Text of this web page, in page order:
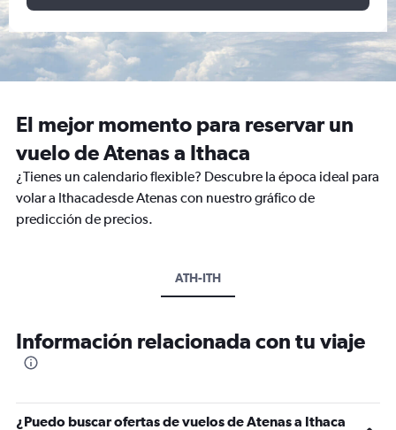
El mejor momento para reservar un
vuelo de Atenas a Ithaca
¿Tienes un calendario flexible? Descubre la época ideal para
volar a Ithacadesde Atenas con nuestro gráfico de
predicción de precios.
ATH-ITH
Información relacionada con tu viaje
¿Puedo buscar ofertas de vuelos de Atenas a Ithaca